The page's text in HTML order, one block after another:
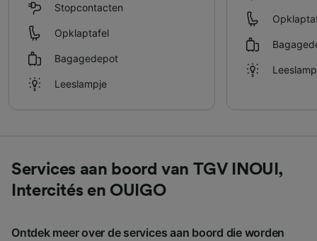
Stopcontacten
Opklaptafel
Bagagedepot
Leeslampje
Services aan boord van TGV INOUI,
Intercités en OUIGO
Ontdek meer over de services aan boord die worden